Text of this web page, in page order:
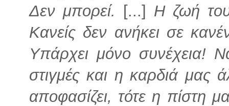
Δεν μπορεί.
[...] Η ζωή
Κανείς δεν ανήκει σε
Υπάρχει μόνο συνέχεια!
στιγμές και η καρδιά μας
αποφασίζει, τότε η πίστη